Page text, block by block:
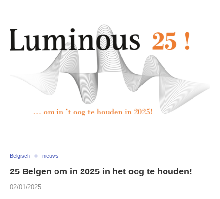
Belgisch nieuws
25 Belgen om in 2025 in het oog te houden!
02/01/2025